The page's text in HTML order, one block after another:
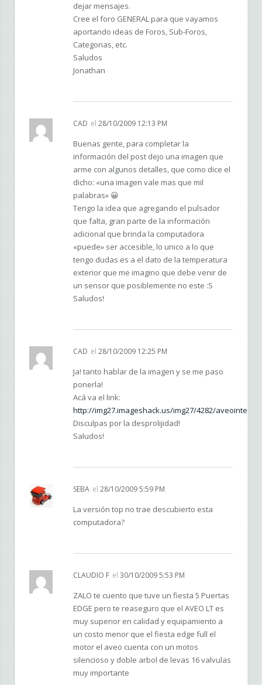
dejar mensajes.
Cree el foro GENERAL para que vayamos
aportando ideas de Foros, Sub-Foros,
Categorias, etc.
Saludos
Jonathan
CAD el 28/10/2009 12:13 PM
Buenas gente, para completar la
información del post dejo una imagen que
arme con algunos detalles, que como dice el
dicho: «una imagen vale mas que mil
palabras» 😀
Tengo la idea que agregando el pulsador
que falta, gran parte de la información
adicional que brinda la computadora
«puede» ser accesible, lo unico a lo que
tengo dudas es a el dato de la temperatura
exterior que me imagino que debe venir de
un sensor que posiblemente no este :S
Saludos!
CAD el 28/10/2009 12:25 PM
Ja! tanto hablar de la imagen y se me paso
ponerla!
Acá va el link:
http://img27.imageshack.us/img27/4282/
Disculpas por la desprolijidad!
Saludos!
SEBA el 28/10/2009 5:59 PM
La versión top no trae descubierto esta
computadora?
CLAUDIO F el 30/10/2009 5:53 PM
ZALO te cuento que tuve un fiesta 5 Puertas
EDGE pero te reaseguro que el AVEO LT es
muy superior en calidad y equipamiento a
un costo menor que el fiesta edge full el
motor el aveo cuenta con un motos
silencioso y doble arbol de levas 16 valvulas
muy importante